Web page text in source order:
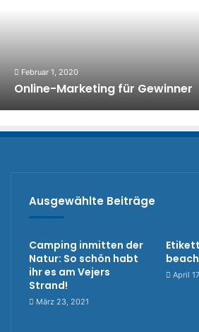
Februar 1, 2020
Online-Marketing für Gewinner
Ausgewählte Beiträge
Camping inmitten der
Natur: So schön habt
ihr es am Vejers
Strand!
März 23, 2021
April